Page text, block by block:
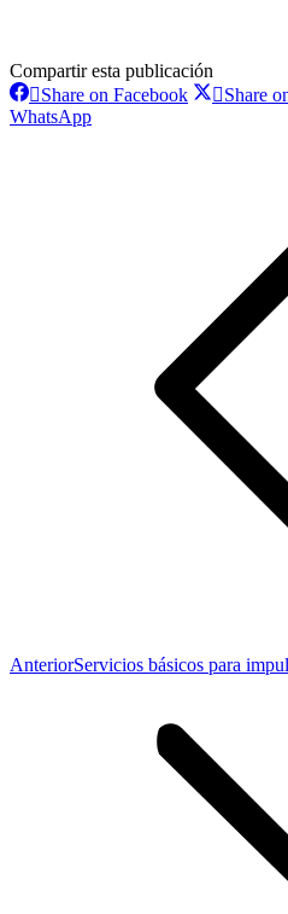
Compartir esta publicación
Share on FacebookShareShare
WhatsAppShare
AnteriorPublicación
Servicios básicos para